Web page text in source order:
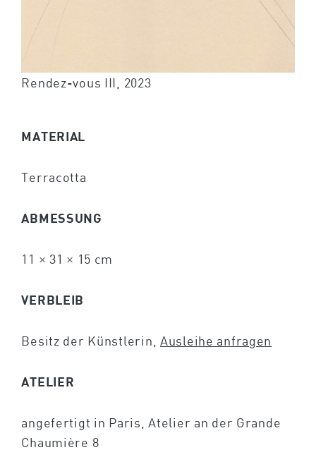
Rendez-vous III, 2023
MATERIAL
Terracotta
ABMESSUNG
11 × 31 × 15 cm
VERBLEIB
Besitz der Künstlerin, Ausleihe anfragen
ATELIER
angefertigt in Paris, Atelier an der Grande
Chaumière 8